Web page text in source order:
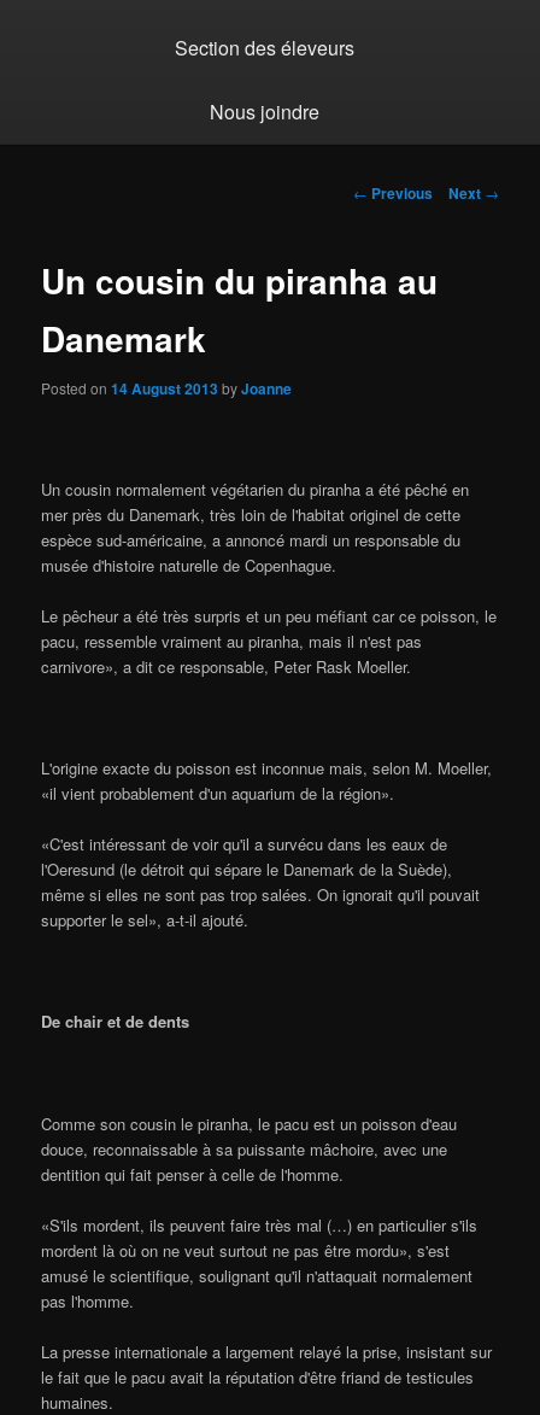
Section des éleveurs
Nous joindre
Post
← Previous Next →
Un cousin du piranha au
Danemark
Posted on14 August 2013byJoanne
Un cousin normalement végétarien du piranha a été pêché en
mer près du Danemark, très loin de l'habitat originel de cette
espèce sud-américaine, a annoncé mardi un responsable du
musée d'histoire naturelle de Copenhague.
Le pêcheur a été très surpris et un peu méfiant car ce poisson, le
pacu, ressemble vraiment au piranha, mais il n'est pas
carnivore», a dit ce responsable, Peter Rask Moeller.
L'origine exacte du poisson est inconnue mais, selon M. Moeller,
«il vient probablement d'un aquarium de la région».
«C'est intéressant de voir qu'il a survécu dans les eaux de
l'Oeresund (le détroit qui sépare le Danemark de la Suède),
même si elles ne sont pas trop salées. On ignorait qu'il pouvait
supporter le sel», a-t-il ajouté.
De chair et de dents
Comme son cousin le piranha, le pacu est un poisson d'eau
douce, reconnaissable à sa puissante mâchoire, avec une
dentition qui fait penser à celle de l'homme.
«S'ils mordent, ils peuvent faire très mal (…) en particulier s'ils
mordent là où on ne veut surtout ne pas être mordu», s'est
amusé le scientifique, soulignant qu'il n'attaquait normalement
pas l'homme.
La presse internationale a largement relayé la prise, insistant sur
le fait que le pacu avait la réputation d'être friand de testicules
humaines.